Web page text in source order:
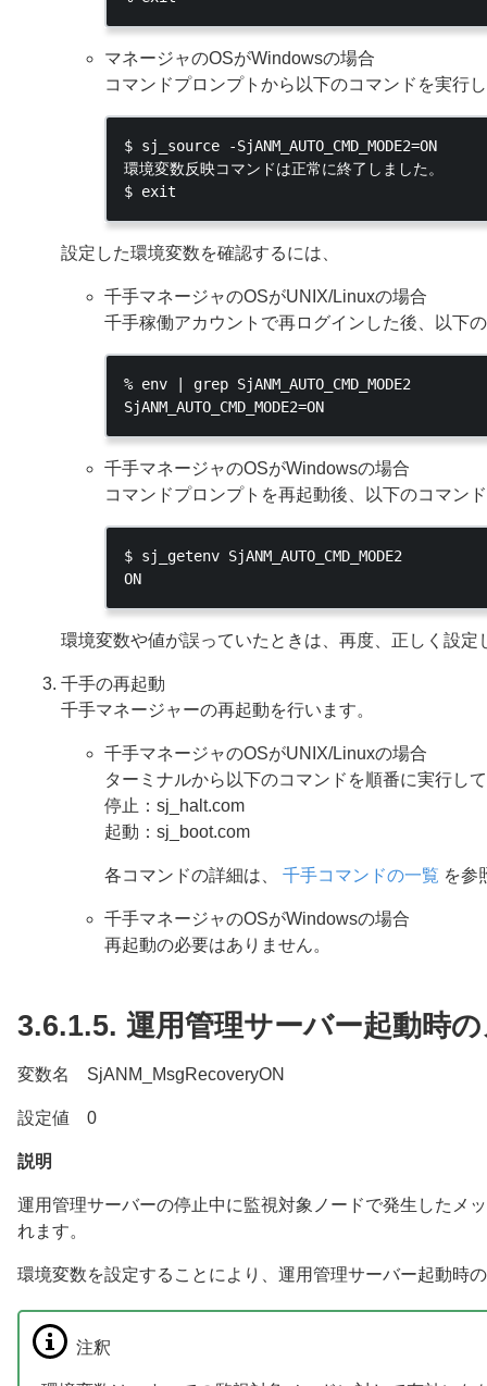
マネージャのOSがWindowsの場合
コマンドプロンプトから以下のコマンドを実行
$ sj_source -SjANM_AUTO_CMD_MODE2=ON
環境変数反映コマンドは正常に終了しました。
設定した環境変数を確認するには、
千手マネージャのOSがUNIX/Linuxの場合
千手稼働アカウントで再ログインした後、以下
% env | grep SjANM_AUTO_CMD_MODE2
千手マネージャのOSがWindowsの場合
コマンドプロンプトを再起動後、以下のコマン
$ sj_getenv SjANM_AUTO_CMD_MODE2
環境変数や値が誤っていたときは、再度、正しく設定
千手の再起動
千手マネージャーの再起動を行います。
千手マネージャのOSがUNIX/Linuxの場合
ターミナルから以下のコマンドを順番に実行し
停止：sj_halt.com
起動：sj_boot.com
各コマンドの詳細は、 千手コマンドの一覧 を参
千手マネージャのOSがWindowsの場合
再起動の必要はありません。
3.6.1.5. 運用管理サーバー起動時
変数名 SjANM_MsgRecoveryON
設定値 0
説明
運用管理サーバーの停止中に監視対象ノードで発生したメ
れます。
環境変数を設定することにより、運用管理サーバー起動時
注釈